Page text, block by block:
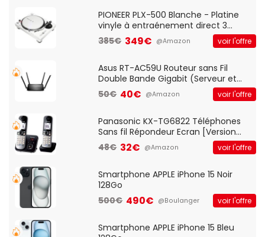
QWERTY UK - Noir
PIONEER PLX-500 Blanche - Platine
vinyle à entraénement direct 3
vitesses (33-45-78 trs/min) avec
pre-ampli intégré et port USB
385€ 349€ @Amazon voir l'offre
Asus RT-AC59U Routeur sans Fil
Double Bande Gigabit (Serveur et
Client VPN, Triple Vlan, Mode Point
d'accès et Bridge, contrôle Parental,
50€ 40€ @Amazon voir l'offre
Panasonic KX-TG6822 Téléphones
Sans fil Répondeur Ecran [Version
Française]
48€ 32€ @Amazon voir l'offre
Smartphone APPLE iPhone 15 Noir
128Go
500€ 490€ @Boulanger voir l'offre
Smartphone APPLE iPhone 15 Bleu